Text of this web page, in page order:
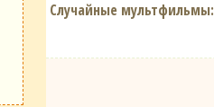
Случайные мультфильмы: